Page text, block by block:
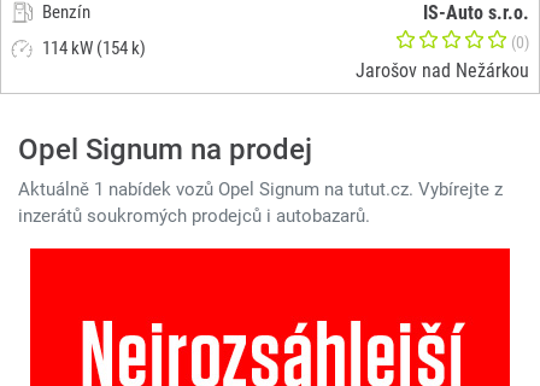
Benzín
114 kW (154 k)
IS-Auto s.r.o.
(0)
Jarošov nad Nežárkou
Opel Signum na prodej
Aktuálně 1 nabídek vozů Opel Signum na tutut.cz. Vybírejte z
inzerátů soukromých prodejců i autobazarů.